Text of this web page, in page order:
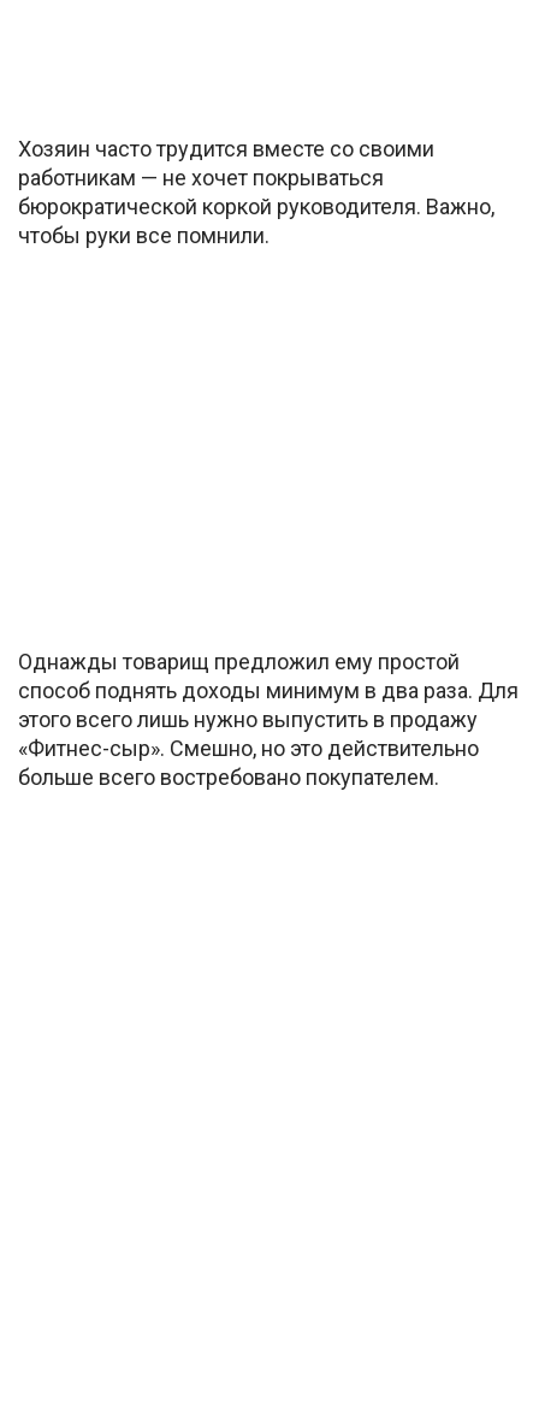
Хозяин часто трудится вместе со своими
работникам — не хочет покрываться
бюрократической коркой руководителя. Важно,
чтобы руки все помнили.
Однажды товарищ предложил ему простой
способ поднять доходы минимум в два раза. Для
этого всего лишь нужно выпустить в продажу
«Фитнес-сыр». Смешно, но это действительно
больше всего востребовано покупателем.